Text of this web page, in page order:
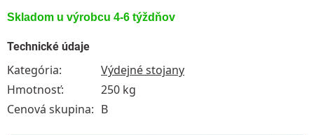
Skladom u výrobcu 4-6 týždňov
Technické údaje
Kategória:
Výdejné stojany
Hmotnosť:
250 kg
Cenová skupina: B